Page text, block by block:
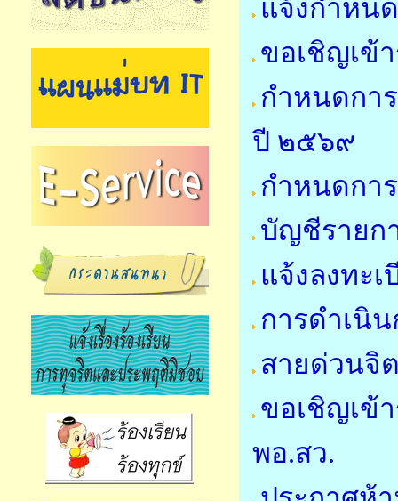
แจ้งกำหน
ขอเชิญเข้
กำหนดกา
ปี ๒๕๖๙
กำหนดกา
บัญชีรายก
แจ้งลงทะ
การดำเนิ
สายด่วนจิ
ขอเชิญเข้
พอ.สว.